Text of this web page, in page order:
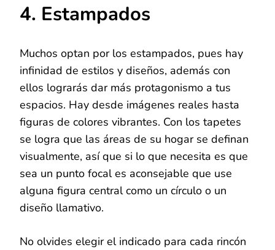
4. Estampados
Muchos optan por los estampados, pues hay
infinidad de estilos y diseños, además con
ellos lograrás dar más protagonismo a tus
espacios. Hay desde imágenes reales hasta
figuras de colores vibrantes. Con los tapetes
se logra que las áreas de su hogar se definan
visualmente, así que si lo que necesita es que
sea un punto focal es aconsejable que use
alguna figura central como un círculo o un
diseño llamativo.
No olvides elegir el indicado para cada rincón